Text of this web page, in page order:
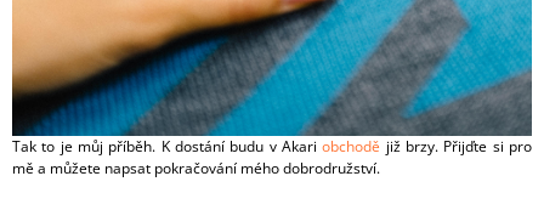
Tak to je můj příběh. K dostání budu v Akariobchodě již brzy. Přijďte si pro
mě a můžete napsat pokračování mého dobrodružství.